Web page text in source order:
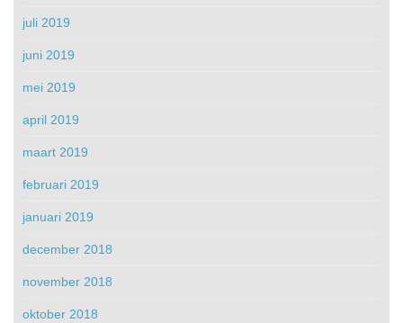
juli 2019
juni 2019
mei 2019
april 2019
maart 2019
februari 2019
januari 2019
december 2018
november 2018
oktober 2018